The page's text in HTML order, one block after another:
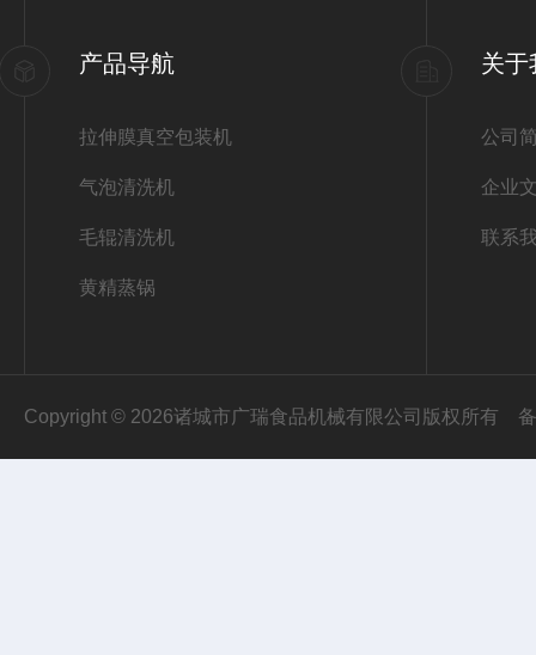
产品导航
拉伸膜真空包装机
气泡清洗机
毛辊清洗机
黄精蒸锅
关于
公司
企业
联系
Copyright © 2026诸城市广瑞食品机械有限公司版权所有